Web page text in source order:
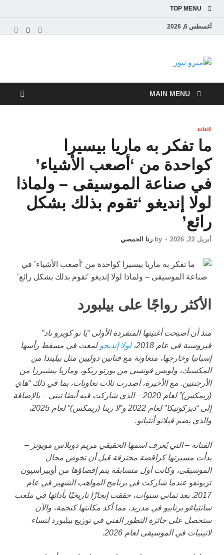
TOP MENU
أغسطس 6, 2026
ميزو نيوز
والاقتصادية
MAIN MENU
الثقافة
ما تفكر به ماريا بيسيرا
كواحدة من ‘أصعب الأشياء’
في صناعة الموسيقى – ولماذا
لولا إنديغو ‘تقوم بذلك بشكل
رائع’
أبريل 22, 2026 -
by رنا الحمصي
الأكثر رواجًا على بيلبورد
منذ أن أصبحت أغنيتها المنفردة الأولى “يا نو كويرو ناد”
فيروسية في عام 2018،
لولا إنديجو لمعت في مسقط رأسها
إسبانيا وخارجها، متعاونة مع فنانين دوليين مثل بيليندا من
المكسيك، ولويس فونسي من بورتو ريكو، وماريا بيشيررا من
الأرجنتين. مع الأخيرة، أصدرت ثلاث تعاونات، بما في ذلك “هاي
(ريمكس)” لعام 2020 – الذي شاركت فيه أيضًا تيني – بالإضافة
إلى “ديزكوتيكا” لعام 2022 و”لا رينا (ريمكس)” لعام 2025،
والذي يضم فيلانو أنتيانو.
الفنانة – التي يُعرف اسمها الحقيقي مريم دوبلاس مويونز –
بدأت مسيرتها كراقصة محترفة قبل أن تخوض مجال
الموسيقى، وكانت أول متسابقة يتم إقصاؤها من أوبيراسيون
تريونفو عندما شاركت في برنامج المواهب الشهير في عام
2017. بعد ثماني سنوات، حققت إنجازًا تاريخيًا بأدائها في ملعب
سانتياغو برنابيو في مدريد، مما أكد مكانتها كنجمة، والآن
ستحصل على جائزة التطور الفني في توزيع بيلبوردلنساء
لاتينيات في الموسيقى لعام 2026.